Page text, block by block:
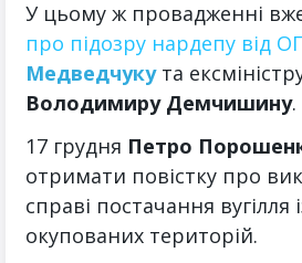
У цьому ж провадженні
про підозру нардепу від
Медведчукута
Володимиру Демчишину.
17 грудня Петро
отримати повістку про
справі постачання вугілля
окупованих територій.